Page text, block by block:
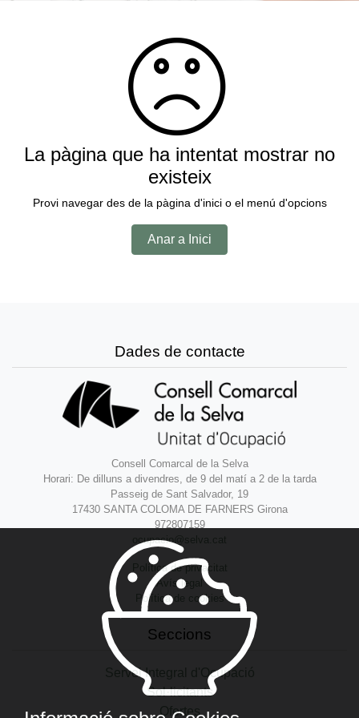
La pàgina que ha intentat mostrar no
existeix
Provi navegar des de la pàgina d'inici o el menú d'opcions
Anar a Inici
Dades de contacte
Consell Comarcal de la Selva
Horari: De dilluns a divendres, de 9 del matí a 2 de la tarda
Passeig de Sant Salvador, 19
17430 SANTA COLOMA DE FARNERS Girona
972807159
ocupacio@selva.cat
Política de privacitat
Avís legal
Política de cookies
Seccions
Servei Integral d'Ocupació
Sol·licitants
Ofertes